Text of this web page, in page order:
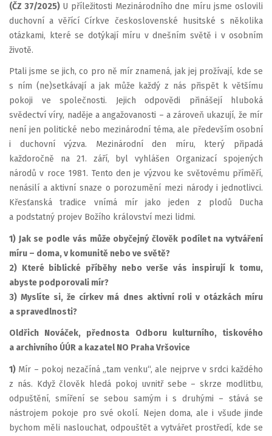
(ČZ 37/2025) U příležitosti Mezinárodního dne míru jsme oslovili
duchovní a věřící Církve československé husitské s několika
otázkami, které se dotýkají míru v dnešním světě i v osobním
životě.
Ptali jsme se jich, co pro ně mír znamená, jak jej prožívají, kde se
s ním (ne)setkávají a jak může každý z nás přispět k většímu
pokoji ve společnosti. Jejich odpovědi přinášejí hluboká
svědectví víry, naděje a angažovanosti – a zároveň ukazují, že mír
není jen politické nebo mezinárodní téma, ale především osobní
i duchovní výzva. Mezinárodní den míru, který připadá
každoročně na 21. září, byl vyhlášen Organizací spojených
národů v roce 1981. Tento den je výzvou ke světovému příměří,
nenásilí a aktivní snaze o porozumění mezi národy i jednotlivci.
Křesťanská tradice vnímá mír jako jeden z plodů Ducha
a podstatný projev Božího království mezi lidmi.
1) Jak se podle vás může obyčejný člověk podílet na vytváření
míru – doma, v komunitě nebo ve světě?
2) Které biblické příběhy nebo verše vás inspirují k tomu,
abyste podporovali mír?
3) Myslíte si, že církev má dnes aktivní roli v otázkách míru
a spravedlnosti?
Oldřich Nováček, přednosta Odboru kulturního, tiskového
a archivního ÚÚR a kazatel NO Praha Vršovice
1) Mír – pokoj nezačíná „tam venku“, ale nejprve v srdci každého
z nás. Když člověk hledá pokoj uvnitř sebe – skrze modlitbu,
odpuštění, smíření se sebou samým i s druhými – stává se
nástrojem pokoje pro své okolí. Nejen doma, ale i všude jinde
bychom měli naslouchat, odpouštět a vytvářet prostředí, kde se